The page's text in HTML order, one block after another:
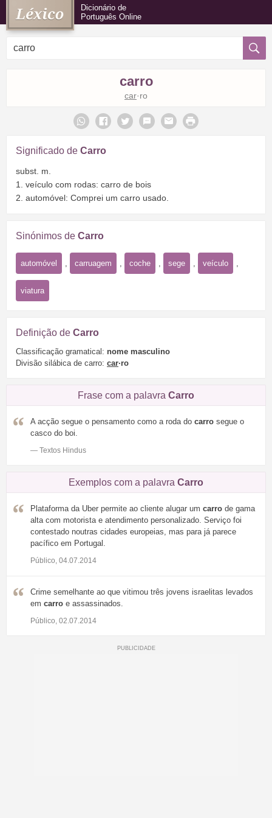
Dicionário de
Português Online
carro
car·ro
Significado de Carro
subst. m.
1. veículo com rodas: carro de bois
2. automóvel: Comprei um carro usado.
Sinónimos de Carro
automóvel carruagem coche sege veículo
viatura
Definição de Carro
Classificação gramatical: nome masculino
Divisão silábica de carro: car·ro
Frase com a palavra Carro
A acção segue o pensamento como a roda do carro segue o
casco do boi.
— Textos Hindus
Exemplos com a palavra Carro
Plataforma da Uber permite ao cliente alugar um carro de gama
alta com motorista e atendimento personalizado. Serviço foi
contestado noutras cidades europeias, mas para já parece
pacífico em Portugal.
Público, 04.07.2014
Crime semelhante ao que vitimou três jovens israelitas levados
em carro e assassinados.
Público, 02.07.2014